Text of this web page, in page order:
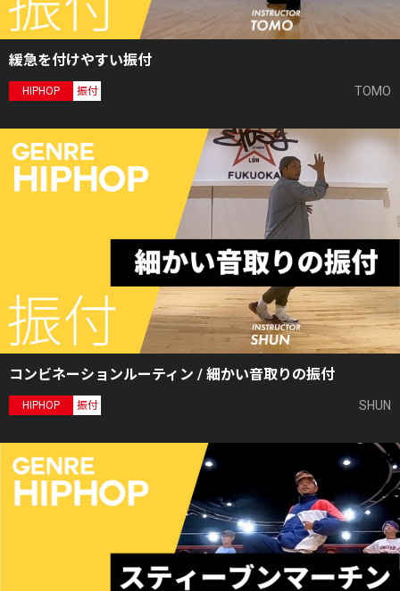
緩急を付けやすい振付
HIPHOP 振付 TOMO
コンビネーションルーティン / 細かい音取りの振付
HIPHOP 振付 SHUN